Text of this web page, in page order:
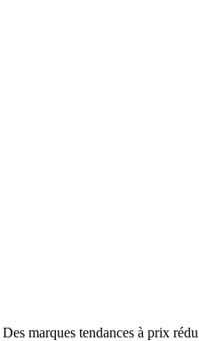
marques tendances à prix